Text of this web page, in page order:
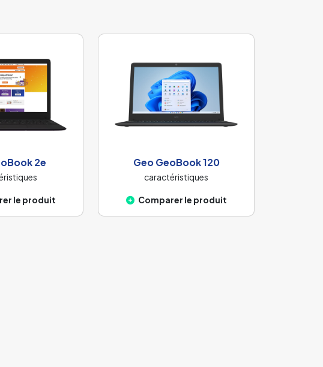
2e
le produit
Geo GeoBook 120
caractéristiques
Comparer le produit